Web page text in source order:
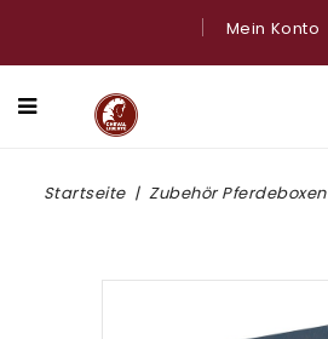
Mein Konto
Startseite Zubehör Pferdeboxen